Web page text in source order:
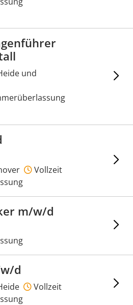
und
Vollzeit
m/w/d
d
Vollzeit